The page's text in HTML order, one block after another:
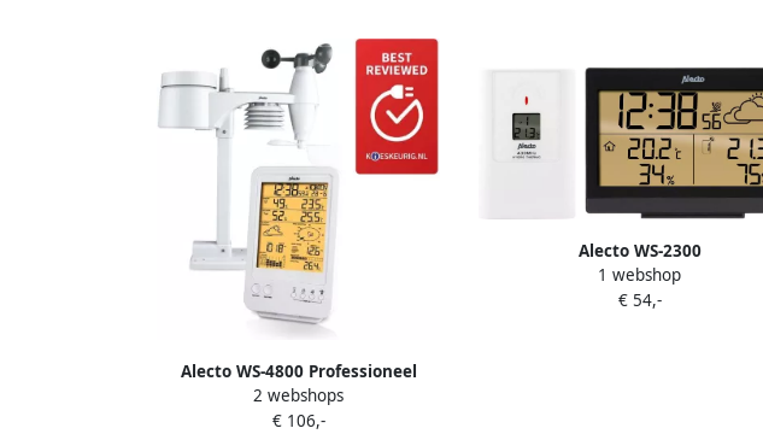
Alecto WS-4800 Professioneel
weerstation met draadloze sensor wit
WS-4800
2 webshops
€ 106,-
Alecto WS-2300
1 webshop
€ 54,-